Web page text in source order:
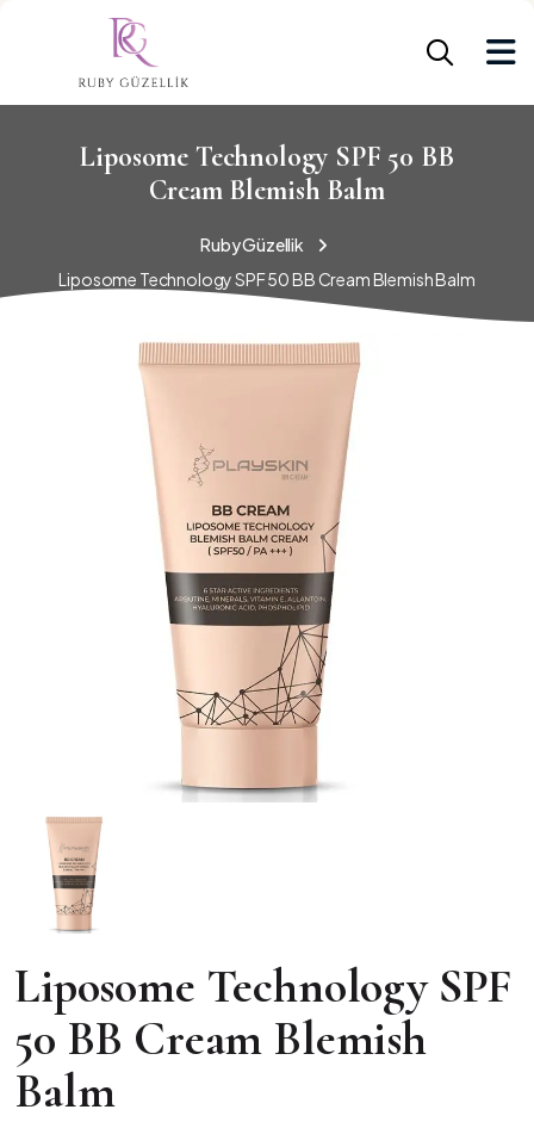
Liposome Technology SPF 50 BB
Cream Blemish Balm
Ruby Güzellik
Liposome Technology SPF 50 BB Cream Blemish Balm
Liposome Technology SPF
50 BB Cream Blemish
Balm